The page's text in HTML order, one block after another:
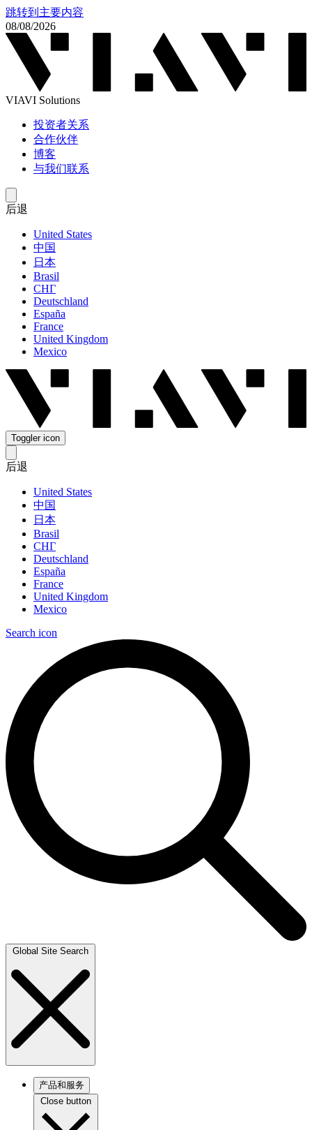
跳转到主要内容
08/08/2026
VIAVI Solutions
投资者关系
合作伙伴
博客
与我们联系
后退
United States
中国
日本
Brasil
СНГ
Deutschland
España
France
United Kingdom
Mexico
Toggler icon
后退
United States
中国
日本
Brasil
СНГ
Deutschland
España
France
United Kingdom
Mexico
Search icon
Global Site Search
产品和服务
Close button